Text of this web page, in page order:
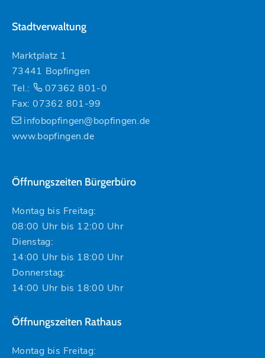
Stadtverwaltung
Marktplatz 1
73441 Bopfingen
Tel.:
07362 801-0
Fax: 07362 801-99
infobopfingen@bopfingen.de
www.bopfingen.de
Öffnungszeiten Bürgerbüro
Montag bis Freitag:
08:00 Uhr bis 12:00 Uhr
Dienstag:
14:00 Uhr bis 18:00 Uhr
Donnerstag:
14:00 Uhr bis 18:00 Uhr
Öffnungszeiten Rathaus
Montag bis Freitag: